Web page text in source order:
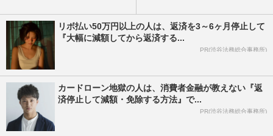
リボ払い50万円以上の人は、返済を3～6ヶ月停止して
『大幅に減額してから返済する...
PR(渋谷法務総合事務所)
カードローン地獄の人は、消費者金融が教えない『返
済停止して減額・免除する方法』で...
PR(渋谷法務総合事務所)